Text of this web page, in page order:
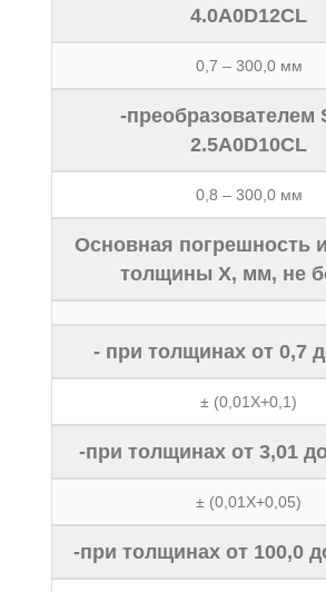
4.0A0D12CL
0,7 – 300,0 мм
-преобразователем
2.5A0D10CL
0,8 – 300,0 мм
Основная погрешность
толщины Х, мм, не
- при толщинах от 0,7
± (0,01Х+0,1)
-при толщинах от 3,01
± (0,01Х+0,05)
-при толщинах от 100,0